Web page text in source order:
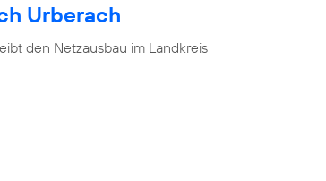
Urberach
den Netzausbau im Landkreis